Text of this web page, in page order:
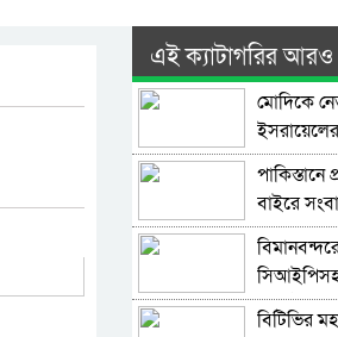
এই ক্যাটাগরির
মোদিকে
গড়তে চায়
পাকিস্তানে
বাইরে
নির্দেশ
বিটিভির